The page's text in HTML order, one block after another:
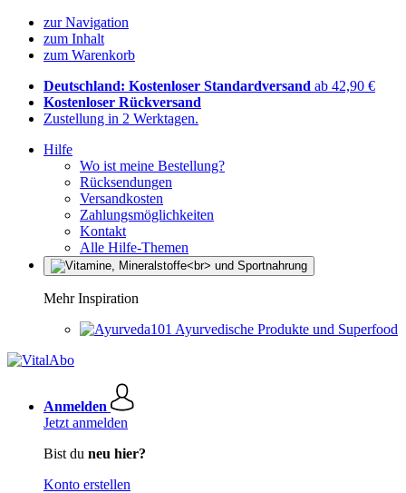
zur Navigation
zum Inhalt
zum Warenkorb
Deutschland: Kostenloser Standardversand ab 42,90 €
Kostenloser Rückversand
Zustellung in 2 Werktagen.
Hilfe
Wo ist meine Bestellung?
Rücksendungen
Versandkosten
Zahlungsmöglichkeiten
Kontakt
Alle Hilfe-Themen
Mehr Inspiration
Ayurvedische Produkte und Superfood
Anmelden
Jetzt anmelden
Bist du neu hier?
Konto erstellen